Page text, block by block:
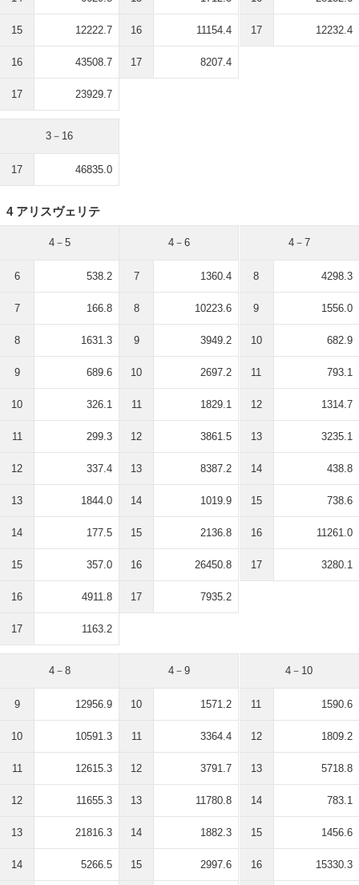
15 12222.7
16 43508.7
17 23929.7
16 11154.4
17 8207.4
17 12232.4
3－16
17 46835.0
4 アリスヴェリテ
4－5
6 538.2
7 166.8
8 1631.3
9 689.6
10 326.1
11 299.3
12 337.4
13 1844.0
14 177.5
15 357.0
16 4911.8
17 1163.2
4－6
7 1360.4
8 10223.6
9 3949.2
10 2697.2
11 1829.1
12 3861.5
13 8387.2
14 1019.9
15 2136.8
16 26450.8
17 7935.2
4－7
8 4298.3
9 1556.0
10 682.9
11 793.1
12 1314.7
13 3235.1
14 438.8
15 738.6
16 11261.0
17 3280.1
4－8
9 12956.9
10 10591.3
11 12615.3
12 11655.3
13 21816.3
14 5266.5
4－9
10 1571.2
11 3364.4
12 3791.7
13 11780.8
14 1882.3
15 2997.6
4－10
11 1590.6
12 1809.2
13 5718.8
14 783.1
15 1456.6
16 15330.3